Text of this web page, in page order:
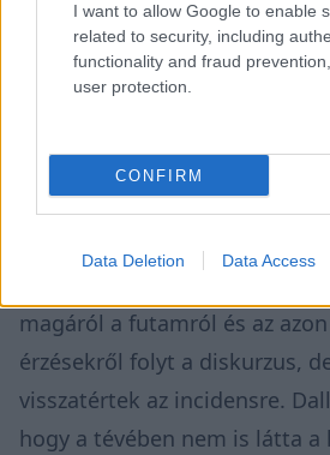
I want to allow Google to enable
related to security, including
functionality and fraud
user protection.
CONFIRM
Data Deletion Data Access
Acostának a pozíciót,
másodperccel büntették
versenymérnöke, Marco
magáról a futamról és az
érzésekről folyt a diskurzus,
visszatértek az incidensre.
hogy a tévében nem is látta